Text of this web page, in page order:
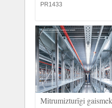
PR1433
Mitrumizturīgi